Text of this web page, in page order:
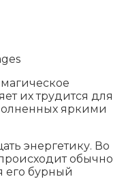
их трудится для
яркими
энергетику. Во
обычно
его бурный